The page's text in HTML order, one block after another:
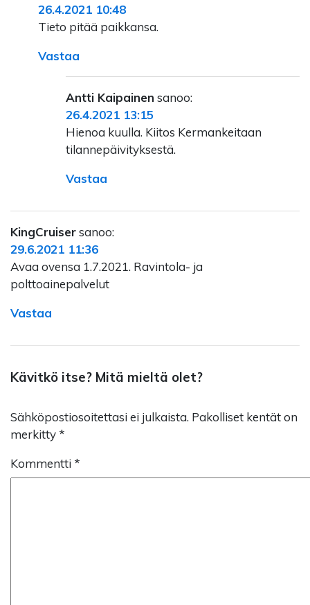
26.4.2021 10:48
Tieto pitää paikkansa.
Vastaa
Antti Kaipainen sanoo:
26.4.2021 13:15
Hienoa kuulla. Kiitos Kermankeitaan
tilannepäivityksestä.
Vastaa
KingCruisersanoo:
29.6.2021 11:36
Avaa ovensa 1.7.2021. Ravintola- ja
polttoainepalvelut
Vastaa
Kävitkö itse? Mitä mieltä olet?
Sähköpostiosoitettasi ei julkaista. Pakolliset kentät on
merkitty *
Kommentti *